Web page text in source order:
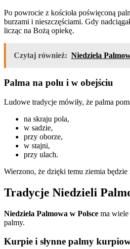
Po powrocie z kościoła poświęconą
burzami i nieszczęściami. Gdy
licząc na Bożą opiekę.
Czytaj również: Niedziela
Palma na polu i w obejściu
Ludowe tradycje mówiły, że palma
na skraju pola,
w sadzie,
przy oborze,
w stajni,
przy ulach.
Wierzono, że dzięki temu ziemia
Tradycje Niedzieli
Niedziela Palmowa w Polsce ma
palmy.
Kurpie i słynne palmy